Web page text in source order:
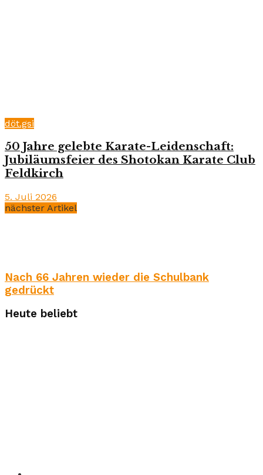
döt.gsi
50 Jahre gelebte Karate-Leidenschaft:
Jubiläumsfeier des Shotokan Karate Club
Feldkirch
5. Juli 2026
nächster Artikel
Nach 66 Jahren wieder die Schulbank
gedrückt
Heute beliebt